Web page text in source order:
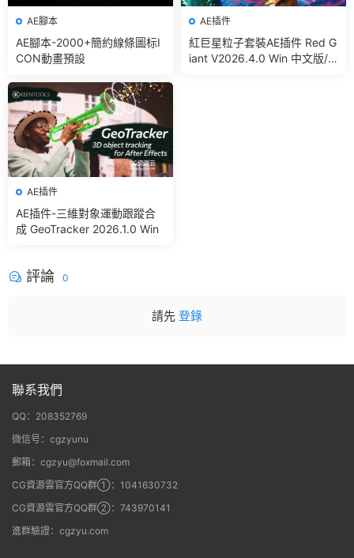
AE腳本
AE腳本-2000+簡約線條圖标I
CON動畫預設
AE插件
紅巨星粒子套裝AE插件 Red G
iant V2026.4.0 Win 中文版/
AE插件
AE插件-三維對象運動跟蹤合
成 GeoTracker 2026.1.0 Win
評論 0
請先 登錄
聯系我們
QQ：208352769
微信号：cgzyunu
郵箱：cgzyu@foxmail.com
CG資源雲官方QQ群①：1041630732
CG資源雲官方QQ群②：743970141
進群驗證：cgzyu.com